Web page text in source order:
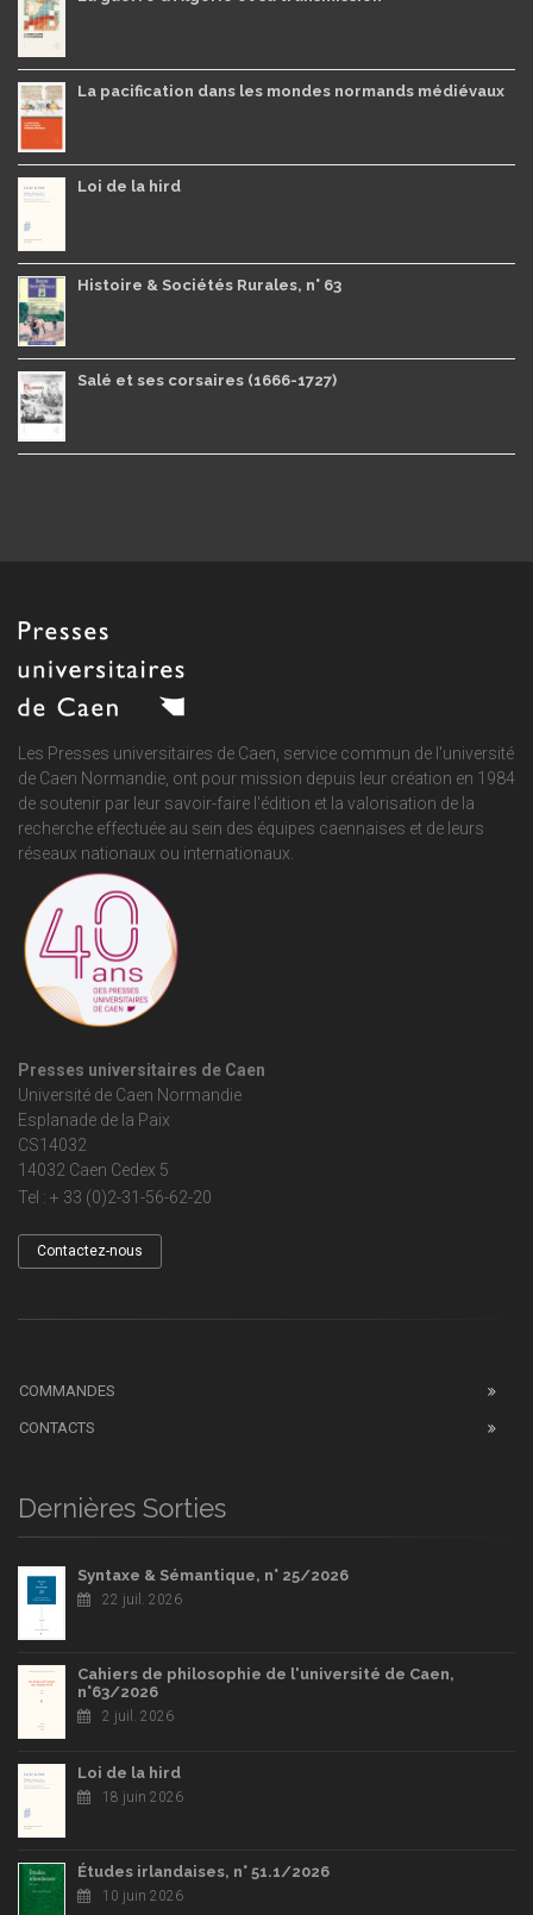
La pacification dans les mondes normands médiévaux
Loi de la hird
Histoire & Sociétés Rurales, n° 63
Salé et ses corsaires (1666-1727)
Les Presses universitaires de Caen, service commun de l'université
de Caen Normandie, ont pour mission depuis leur création en 1984
de soutenir par leur savoir-faire l'édition et la valorisation de la
recherche effectuée au sein des équipes caennaises et de leurs
réseaux nationaux ou internationaux.
Presses universitaires de Caen
Université de Caen Normandie
Esplanade de la Paix
CS14032
14032 Caen Cedex 5
Tel : + 33 (0)2-31-56-62-20
Contactez-nous
COMMANDES
CONTACTS
Dernières Sorties
Syntaxe & Sémantique, n° 25/2026
22 juil. 2026
Cahiers de philosophie de l'université de Caen,
n°63/2026
2 juil. 2026
Loi de la hird
18 juin 2026
Études irlandaises, n° 51.1/2026
10 juin 2026